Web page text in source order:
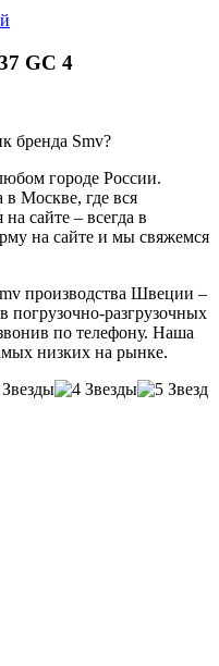
GC 4
бренда Smv?
городе России.
в Москве, где вся
сайте – всегда в
на сайте и мы свяжемся
производства Швеции –
погрузочно-разгрузочных
по телефону. Наша
низких на рынке.